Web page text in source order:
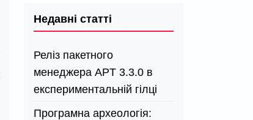
Недавні статті
Реліз пакетного
менеджера APT 3.3.0 в
експериментальній гілці
Програмна археологія: